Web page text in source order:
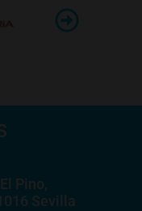
Pino,
Sevilla